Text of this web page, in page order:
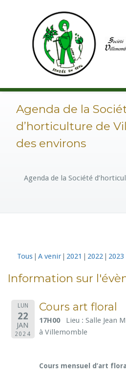
Agenda de la
d’horticulture de
des environs
Agenda de la Société
Tous A venir 2021 2022 2023
Information sur
LUN
22
JAN
2024
Cours art floral
17H00
Lieu : Salle Jean
à Villemomble
Cours mensuel d’art